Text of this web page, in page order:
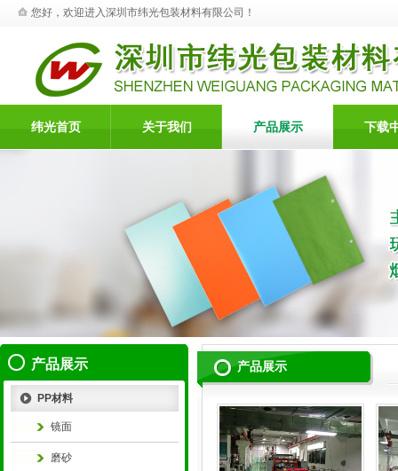
您好，欢迎进入深圳市纬光包装材料有限公司！
纬光首页 关于我们 产品展示 下载
产品展示
PP材料
镜面
磨砂
产品展示